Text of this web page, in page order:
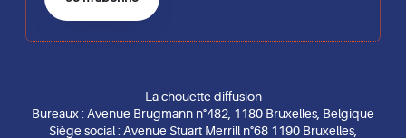
La chouette diffusion
Bureaux : Avenue Brugmann n°482, 1180 Bruxelles, Belgique
Siège social : Avenue Stuart Merrill n°68 1190 Bruxelles,